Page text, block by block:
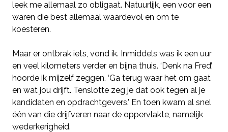
leek me allemaal zo obligaat. Natuurlijk, een voor een
waren die best allemaal waardevol en om te
koesteren.
Maar er ontbrak iets, vond ik. Inmiddels was ik een uur
en veel kilometers verder en bijna thuis. ‘Denk na Fred’,
hoorde ik mijzelf zeggen. ‘Ga terug waar het om gaat
en wat jou drijft. Tenslotte zeg je dat ook tegen al je
kandidaten en opdrachtgevers.’ En toen kwam al snel
één van die drijfveren naar de oppervlakte, namelijk
wederkerigheid.